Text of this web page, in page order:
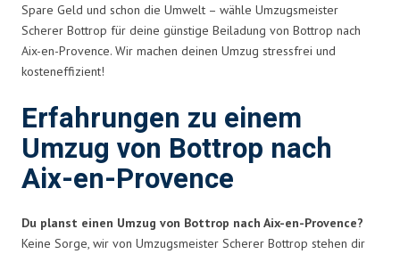
Spare Geld und schon die Umwelt – wähle Umzugsmeister
Scherer Bottrop für deine günstige Beiladung von Bottrop nach
Aix-en-Provence. Wir machen deinen Umzug stressfrei und
kosteneffizient!
Erfahrungen zu einem
Umzug von Bottrop nach
Aix-en-Provence
Du planst einen Umzug von Bottrop nach Aix-en-Provence?
Keine Sorge, wir von Umzugsmeister Scherer Bottrop stehen dir